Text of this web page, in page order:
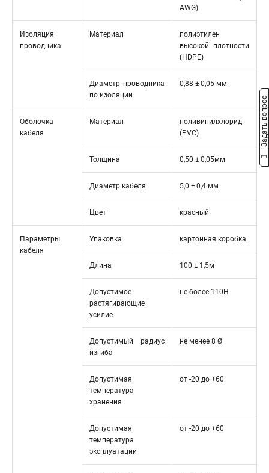
AWG)
Изоляция
проводника
Материал
полиэтилен
высокой плотности
(HDPE)
Диаметр проводника
по изоляции
0,88 ± 0,05 мм
Оболочка
кабеля
Материал
поливинилхлорид
(PVC)
Толщина 0,50 ± 0,05мм
Диаметр кабеля 5,0 ± 0,4 мм
Цвет красный
Параметры
кабеля
Упаковка картонная коробка
Длина 100 ± 1,5м
Допустимое
растягивающие
усилие
не более 110Н
Допустимый радиус
изгиба
не менее 8 Ø
Допустимая
температура
хранения
от -20 до +60
Допустимая
температура
эксплуатации
от -20 до +60
Задать вопрос